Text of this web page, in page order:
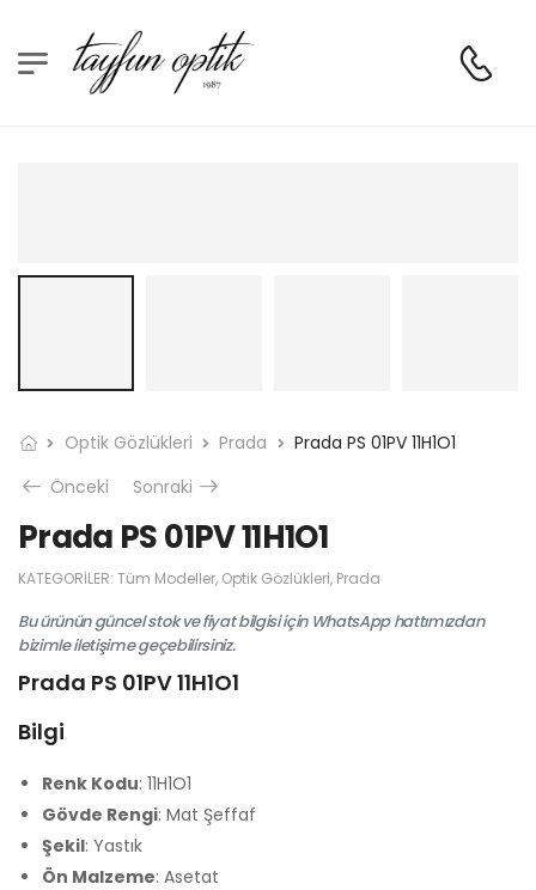
Optik Gözlükleri Prada
Prada PS 01PV 11H1O1
Önceki
Sonraki
Prada PS 01PV 11H1O1
KATEGORILER: Tüm Modeller, Optik Gözlükleri, Prada
Bu ürünün güncel stok ve fiyat bilgisi için WhatsApp hattımızdan
bizimle iletişime geçebilirsiniz.
Prada PS 01PV 11H1O1
Bilgi
Renk Kodu: 11H1O1
Gövde Rengi: Mat Şeffaf
Şekil: Yastık
Ön Malzeme: Asetat